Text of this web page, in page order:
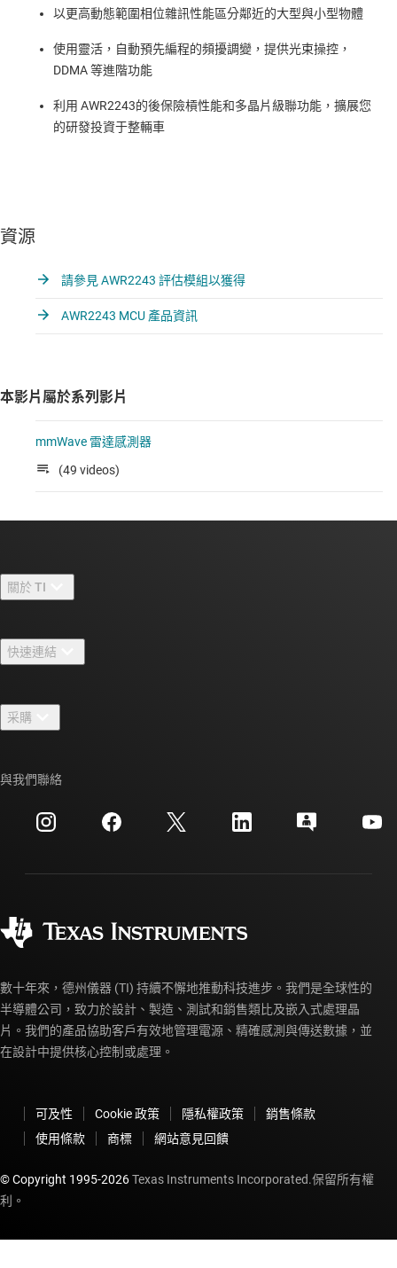
以更高動態範圍相位雜訊性能區分鄰近的大型與小型物體
使用靈活，自動預先編程的頻擾調變，提供光束操控，
DDMA 等進階功能
利用 AWR2243的後保險槓性能和多晶片級聯功能，擴展您
的研發投資于整輛車
資源
請參見 AWR2243 評估模組以獲得
AWR2243 MCU 產品資訊
本影片屬於系列影片
mmWave 雷達感測器
(49 videos)
關於 TI
人才招募
新聞室
活動
投資人關系
快速連結
TI E2E™ 設計支援論壇
交互參考搜索
客戶支援中心
myTI 帳戶常見問題解答
采購
訂購 FAQ
與我們聯絡
數十年來，德州儀器 (TI) 持續不懈地推動科技進步。我們是全球性的
半導體公司，致力於設計、製造、測試和銷售類比及嵌入式處理晶
片。我們的產品協助客戶有效地管理電源、精確感測與傳送數據，並
在設計中提供核心控制或處理。
可及性 Cookie 政策 隱私權政策
銷售條款
使用條款
商標 網站意見回饋
© Copyright 1995-2026Texas Instruments Incorporated.保留所有權
利。